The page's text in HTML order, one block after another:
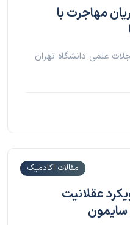
مهاجرت با
علمی دانشگاه تهران
مقالات آکادمیک
عقلانیت